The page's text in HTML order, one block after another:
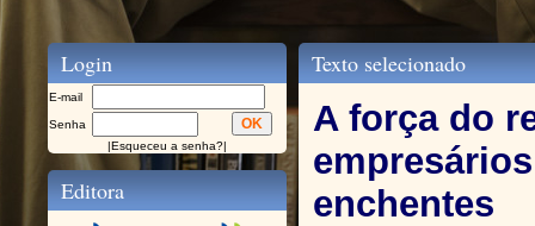
Login
E-mail
Senha
|Esqueceu a senha?|
Editora
Texto selecionado
A força do
enchentes